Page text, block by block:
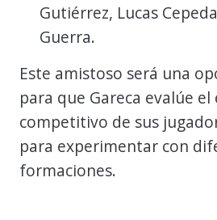
Gutiérrez, Lucas
Guerra.
Este amistoso será una
para que Gareca evalúe
competitivo de sus
para experimentar con
formaciones.